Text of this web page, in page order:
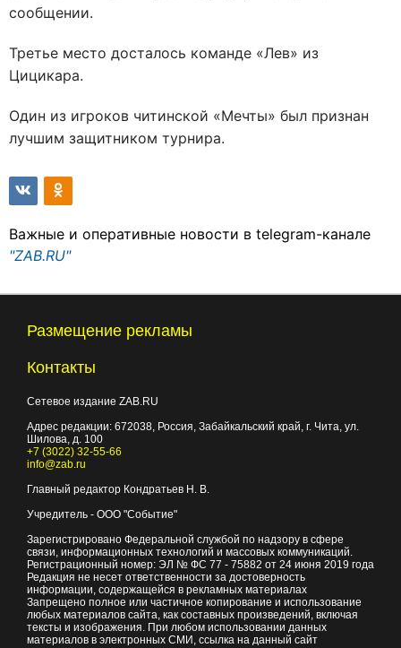
сообщении.
Третье место досталось команде «Лев» из
Цицикара.
Один из игроков читинской «Мечты» был признан
лучшим защитником турнира.
Важные и оперативные новости в telegram-канале
"ZAB.RU"
Размещение рекламы
Контакты
Сетевое издание ZAB.RU
Адрес редакции: 672038, Россия, Забайкальский край, г. Чита, ул.
Шилова, д. 100
+7 (3022) 32-55-66
info@zab.ru
Главный редактор Кондратьев Н. В.
Учредитель - ООО "Событие"
Зарегистрировано Федеральной службой по надзору в сфере
связи, информационных технологий и массовых коммуникаций.
Регистрационный номер: ЭЛ № ФС 77 - 75882 от 24 июня 2019 года
Редакция не несет ответственности за достоверность
информации, содержащейся в рекламных материалах
Запрещено полное или частичное копирование и использование
любых материалов сайта, как составных произведений, включая
тексты и изображения. При любом использовании данных
материалов в электронных СМИ, ссылка на данный сайт